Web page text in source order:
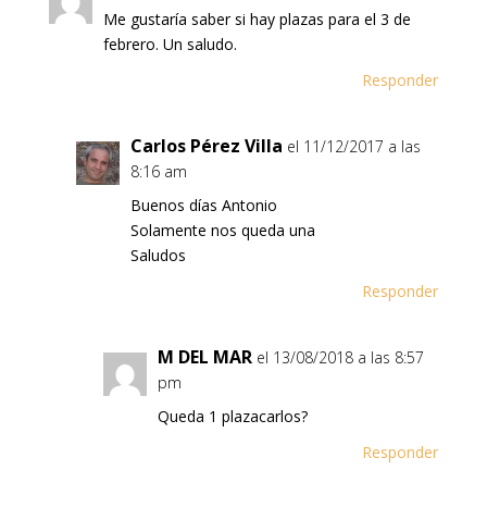
Me gustaría saber si hay plazas para el 3 de
febrero. Un saludo.
Responder
Carlos Pérez Villa el 11/12/2017 a las
8:16 am
Buenos días Antonio
Solamente nos queda una
Saludos
Responder
M DEL MAR el 13/08/2018 a las 8:57
pm
Queda 1 plazacarlos?
Responder